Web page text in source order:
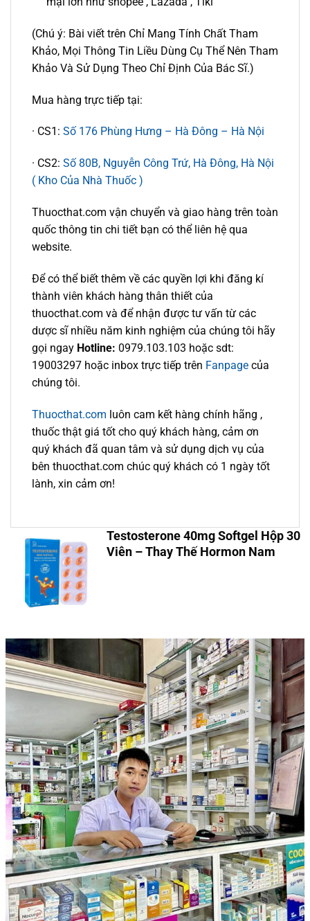
(Chú ý: Bài viết trên Chỉ Mang Tính Chất Tham
Khảo, Mọi Thông Tin Liều Dùng Cụ Thể Nên Tham
Khảo Và Sử Dụng Theo Chỉ Định Của Bác Sĩ.)
Mua hàng trực tiếp tại:
· CS1: Số 176 Phùng Hưng – Hà Đông – Hà Nội
· CS2: Số 80B, Nguyễn Công Trứ, Hà Đông, Hà Nội
( Kho Của Nhà Thuốc )
Thuocthat.com vận chuyển và giao hàng trên toàn
quốc thông tin chi tiết bạn có thể liên hệ qua
website.
Để có thể biết thêm về các quyền lợi khi đăng kí
thành viên khách hàng thân thiết của
thuocthat.com và để nhận được tư vấn từ các
dược sĩ nhiều năm kinh nghiệm của chúng tôi hãy
gọi ngay Hotline: 0979.103.103 hoặc sdt:
19003297 hoặc inbox trực tiếp trên Fanpage của
chúng tôi.
Thuocthat.com luôn cam kết hàng chính hãng ,
thuốc thật giá tốt cho quý khách hàng, cảm ơn
quý khách đã quan tâm và sử dụng dịch vụ của
bên thuocthat.com chúc quý khách có 1 ngày tốt
lành, xin cảm ơn!
Testosterone 40mg Softgel Hộp 30
Viên – Thay Thế Hormon Nam